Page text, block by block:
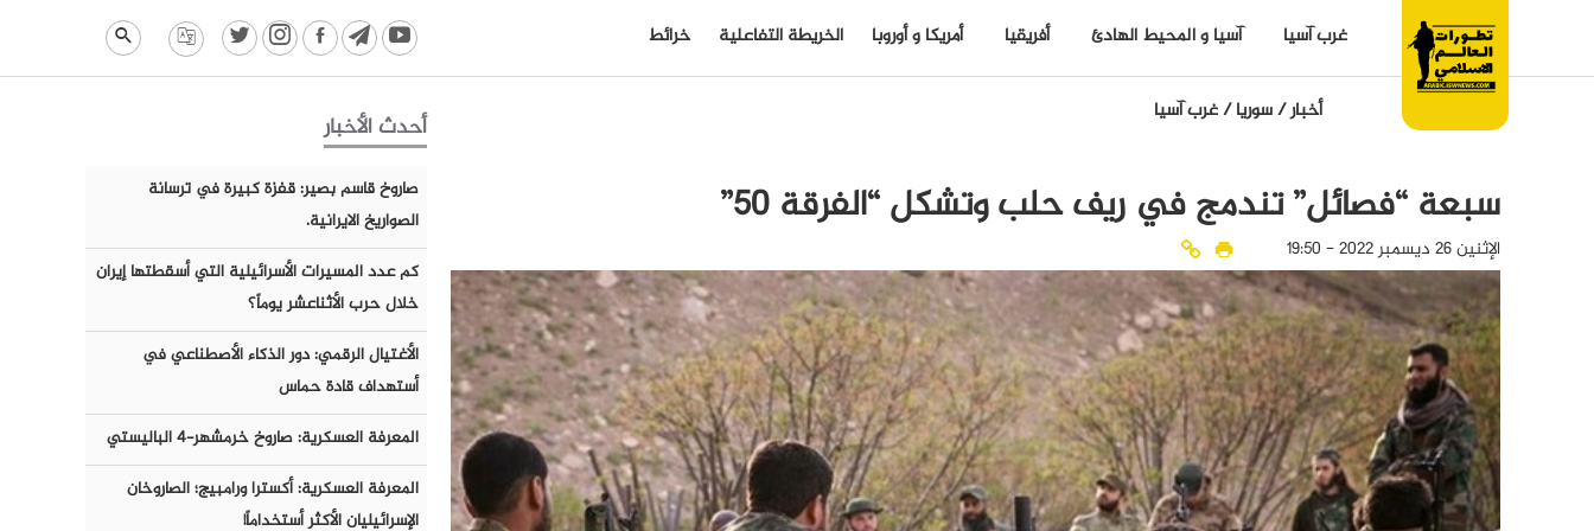
غرب آسيا آسيا و المحيط الهادئ أفريقيا أمريكا و أوروبا الخريطة التفاعلية خرائط
أخبار/سوريا/غرب آسيا
سبعة “فصائل” تندمج في ريف حلب وتشكل “الفرقة 50”
الإثنين 26 ديسمبر 2022 - 19:50
أحدث الأخبار
صاروخ قاسم بصير: قفزة كبيرة في ترسانة
الصواريخ الايرانية.
كم عدد المسيرات الأسرائيلية التي أسقطتها إيران
خلال حرب الأثناعشر يوماً؟
الأغتيال الرقمي: دور الذكاء الأصطناعي في
أستهداف قادة حماس
المعرفة العسكرية: صاروخ خرمشهر-٤ الباليستي
المعرفة العسكرية: أكسترا ورامبيج؛ الصاروخان
الإسرائيليان الأكثر أستخداماً!